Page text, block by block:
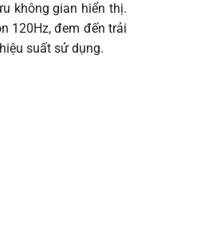
không gian hiển thị.
120Hz, đem đến trải
suất sử dụng.